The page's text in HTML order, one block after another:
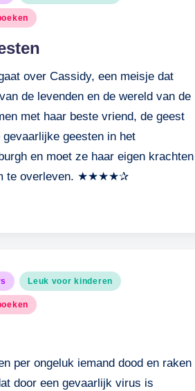
over Cassidy, een meisje dat
de levenden en de wereld van de
met haar beste vriend, de geest
geesten in het
en moet ze haar eigen krachten
te overleven. ★★★★✰
Leuk voor kinderen
per ongeluk iemand dood en raken
door een gevaarlijk virus is